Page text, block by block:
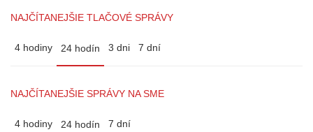
NAJČÍTANEJŠIE TLAČOVÉ SPRÁVY
4 hodiny 24 hodín 3 dni 7 dní
NAJČÍTANEJŠIE SPRÁVY NA SME
4 hodiny 24 hodín 7 dní